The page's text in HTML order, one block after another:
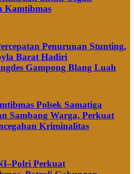
Kamtibmas
Penurunan Stunting,
Barat Hadiri
Gampong Blang Luah
Polsek Samatiga
Sambang Warga, Perkuat
Kriminalitas
Perkuat